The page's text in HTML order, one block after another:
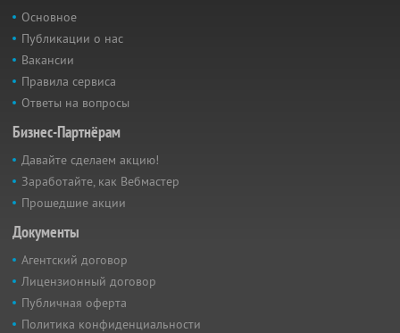
Основное
Публикации о нас
Вакансии
Правила сервиса
Ответы на вопросы
Бизнес-Партнёрам
Давайте сделаем акцию!
Заработайте, как Вебмастер
Прошедшие акции
Документы
Агентский договор
Лицензионный договор
Публичная оферта
Политика конфиденциальности